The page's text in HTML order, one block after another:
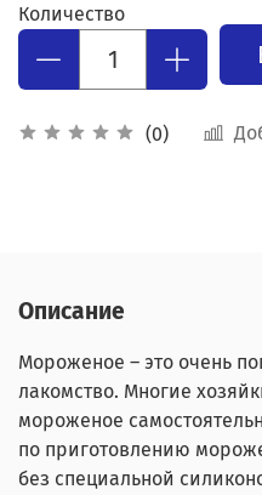
(0)
Количество
Описание
Мороженое – это очень
лакомство. Многие
мороженое
по приготовлению
без специальной